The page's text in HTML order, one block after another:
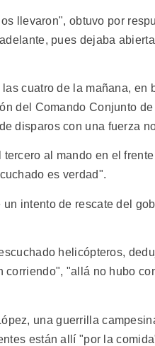
llevaron", obtuvo por
pues dejaba
cuatro de la mañana, en
del Comando Conjunto
disparos con una fuerza
al mando en el
es verdad".
intento de rescate del
helicópteros,
"allá no hubo
una guerrilla
están allí "por la